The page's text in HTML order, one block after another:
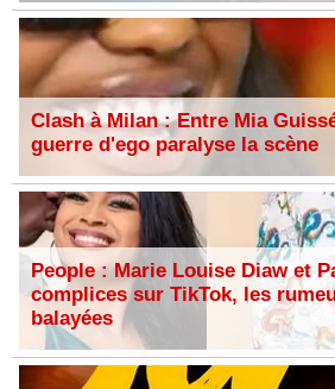
Clash à Milan : Entre Mia
guerre d'ego paralyse la scène
People : Marie Louise Diaw et
complices sur TikTok, les
balayées